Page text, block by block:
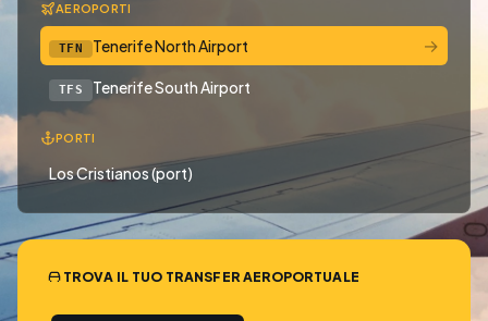
AEROPORTI
TFN Tenerife North Airport →
TFS Tenerife South Airport
PORTI
Los Cristianos (port)
TROVA IL TUO TRANSFER AEROPORTUALE